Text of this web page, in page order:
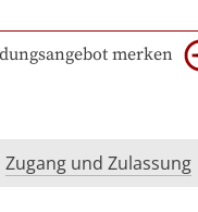
merken
Zugang und Zulassung